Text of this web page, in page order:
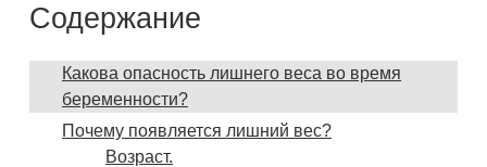
Содержание
Какова опасность лишнего веса во время
беременности?
Почему появляется лишний вес?
Возраст.